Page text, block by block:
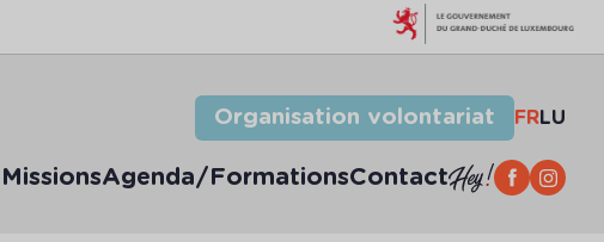
Organisation volontariat FRLU
MissionsAgenda/FormationsContact